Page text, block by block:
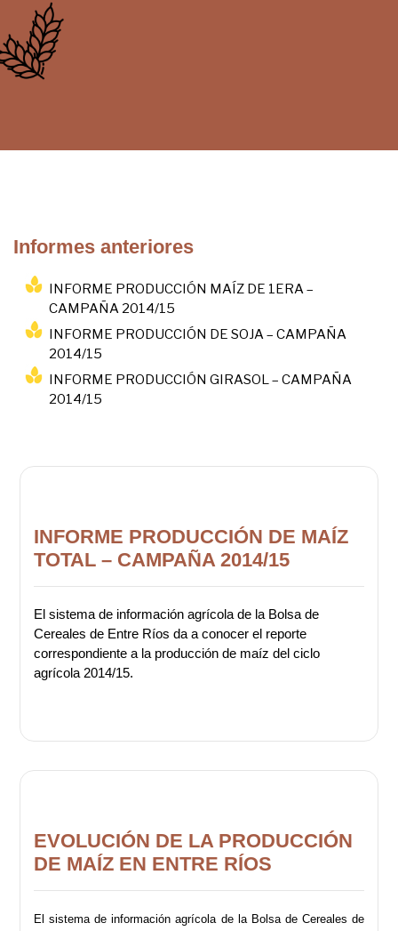
Informes anteriores
INFORME PRODUCCIÓN MAÍZ DE 1ERA –
CAMPAÑA 2014/15
INFORME PRODUCCIÓN DE SOJA – CAMPAÑA
2014/15
INFORME PRODUCCIÓN GIRASOL – CAMPAÑA
2014/15
INFORME PRODUCCIÓN DE MAÍZ
TOTAL – CAMPAÑA 2014/15
El sistema de información agrícola de la Bolsa de
Cereales de Entre Ríos da a conocer el reporte
correspondiente a la producción de maíz del ciclo
agrícola 2014/15.
EVOLUCIÓN DE LA PRODUCCIÓN
DE MAÍZ EN ENTRE RÍOS
El sistema de información agrícola de la Bolsa de Cereales de